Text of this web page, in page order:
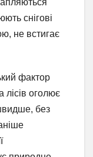
снігові
не встигає
фактор
оголює
без